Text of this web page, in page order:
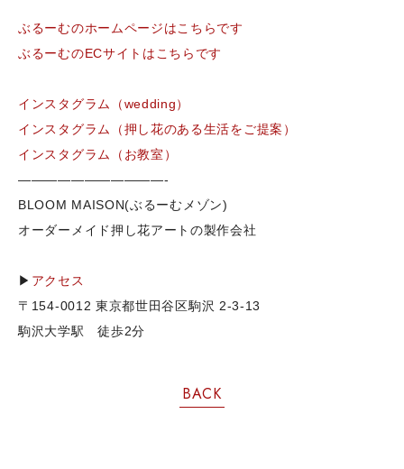
ぶるーむのホームページはこちらです
ぶるーむのECサイトはこちらです
インスタグラム（wedding）
インスタグラム（押し花のある生活をご提案）
インスタグラム（お教室）
———————————-
BLOOM MAISON(ぶるーむメゾン)
オーダーメイド押し花アートの製作会社
▶ アクセス
〒154-0012 東京都世田谷区駒沢 2-3-13
駒沢大学駅 徒歩2分
BACK